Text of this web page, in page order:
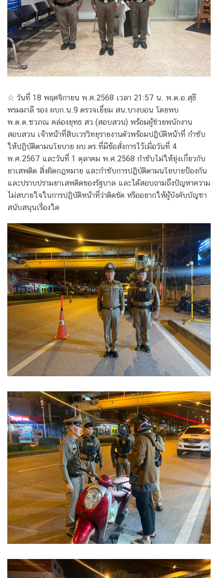
☆ วันที่ 18 พฤศจิกายน พ.ศ.2568 เวลา 21:57 น. พ.ต.อ.สุธี
พรมมาลี รอง ผบก.น.9 ตรวจเยี่ยม สน.บางบอน โดยพบ
พ.ต.ต.ชวภณ คล่องยุทธ สว.(สอบสวน) พร้อมผู้ช่วยพนักงาน
สอบสวน เจ้าหน้าที่สิบเวรวิทยุรายงานตัวพร้อมปฎิบัติหน้าที่ กำชับ
ให้ปฏิบัติตามนโยบาย ผบ.ตร.ที่มีข้อสั่งการไว้เมื่อวันที่ 4
พ.ศ.2567 และวันที่ 1 ตุลาคม พ.ศ.2568 กำชับไม่ให้ยุ่งเกี่ยวกับ
ยาเสพติด สิ่งผิดกฎหมาย และกำชับการปฎิบัติตามนโยบายป้องกัน
และปราบปรามยาเสพติดของรัฐบาล และได้สอบถามถึงปัญหาความ
ไม่สบายใจในการปฏิบัติหน้าที่ว่าติดขัด หรืออยากให้ผู้บังคับบัญชา
สนับสนุนเรื่องใด